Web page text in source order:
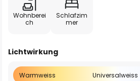
Wohnberei
ch
Schlafzim
mer
Lichtwirkung
Warmweiss Universalweiss